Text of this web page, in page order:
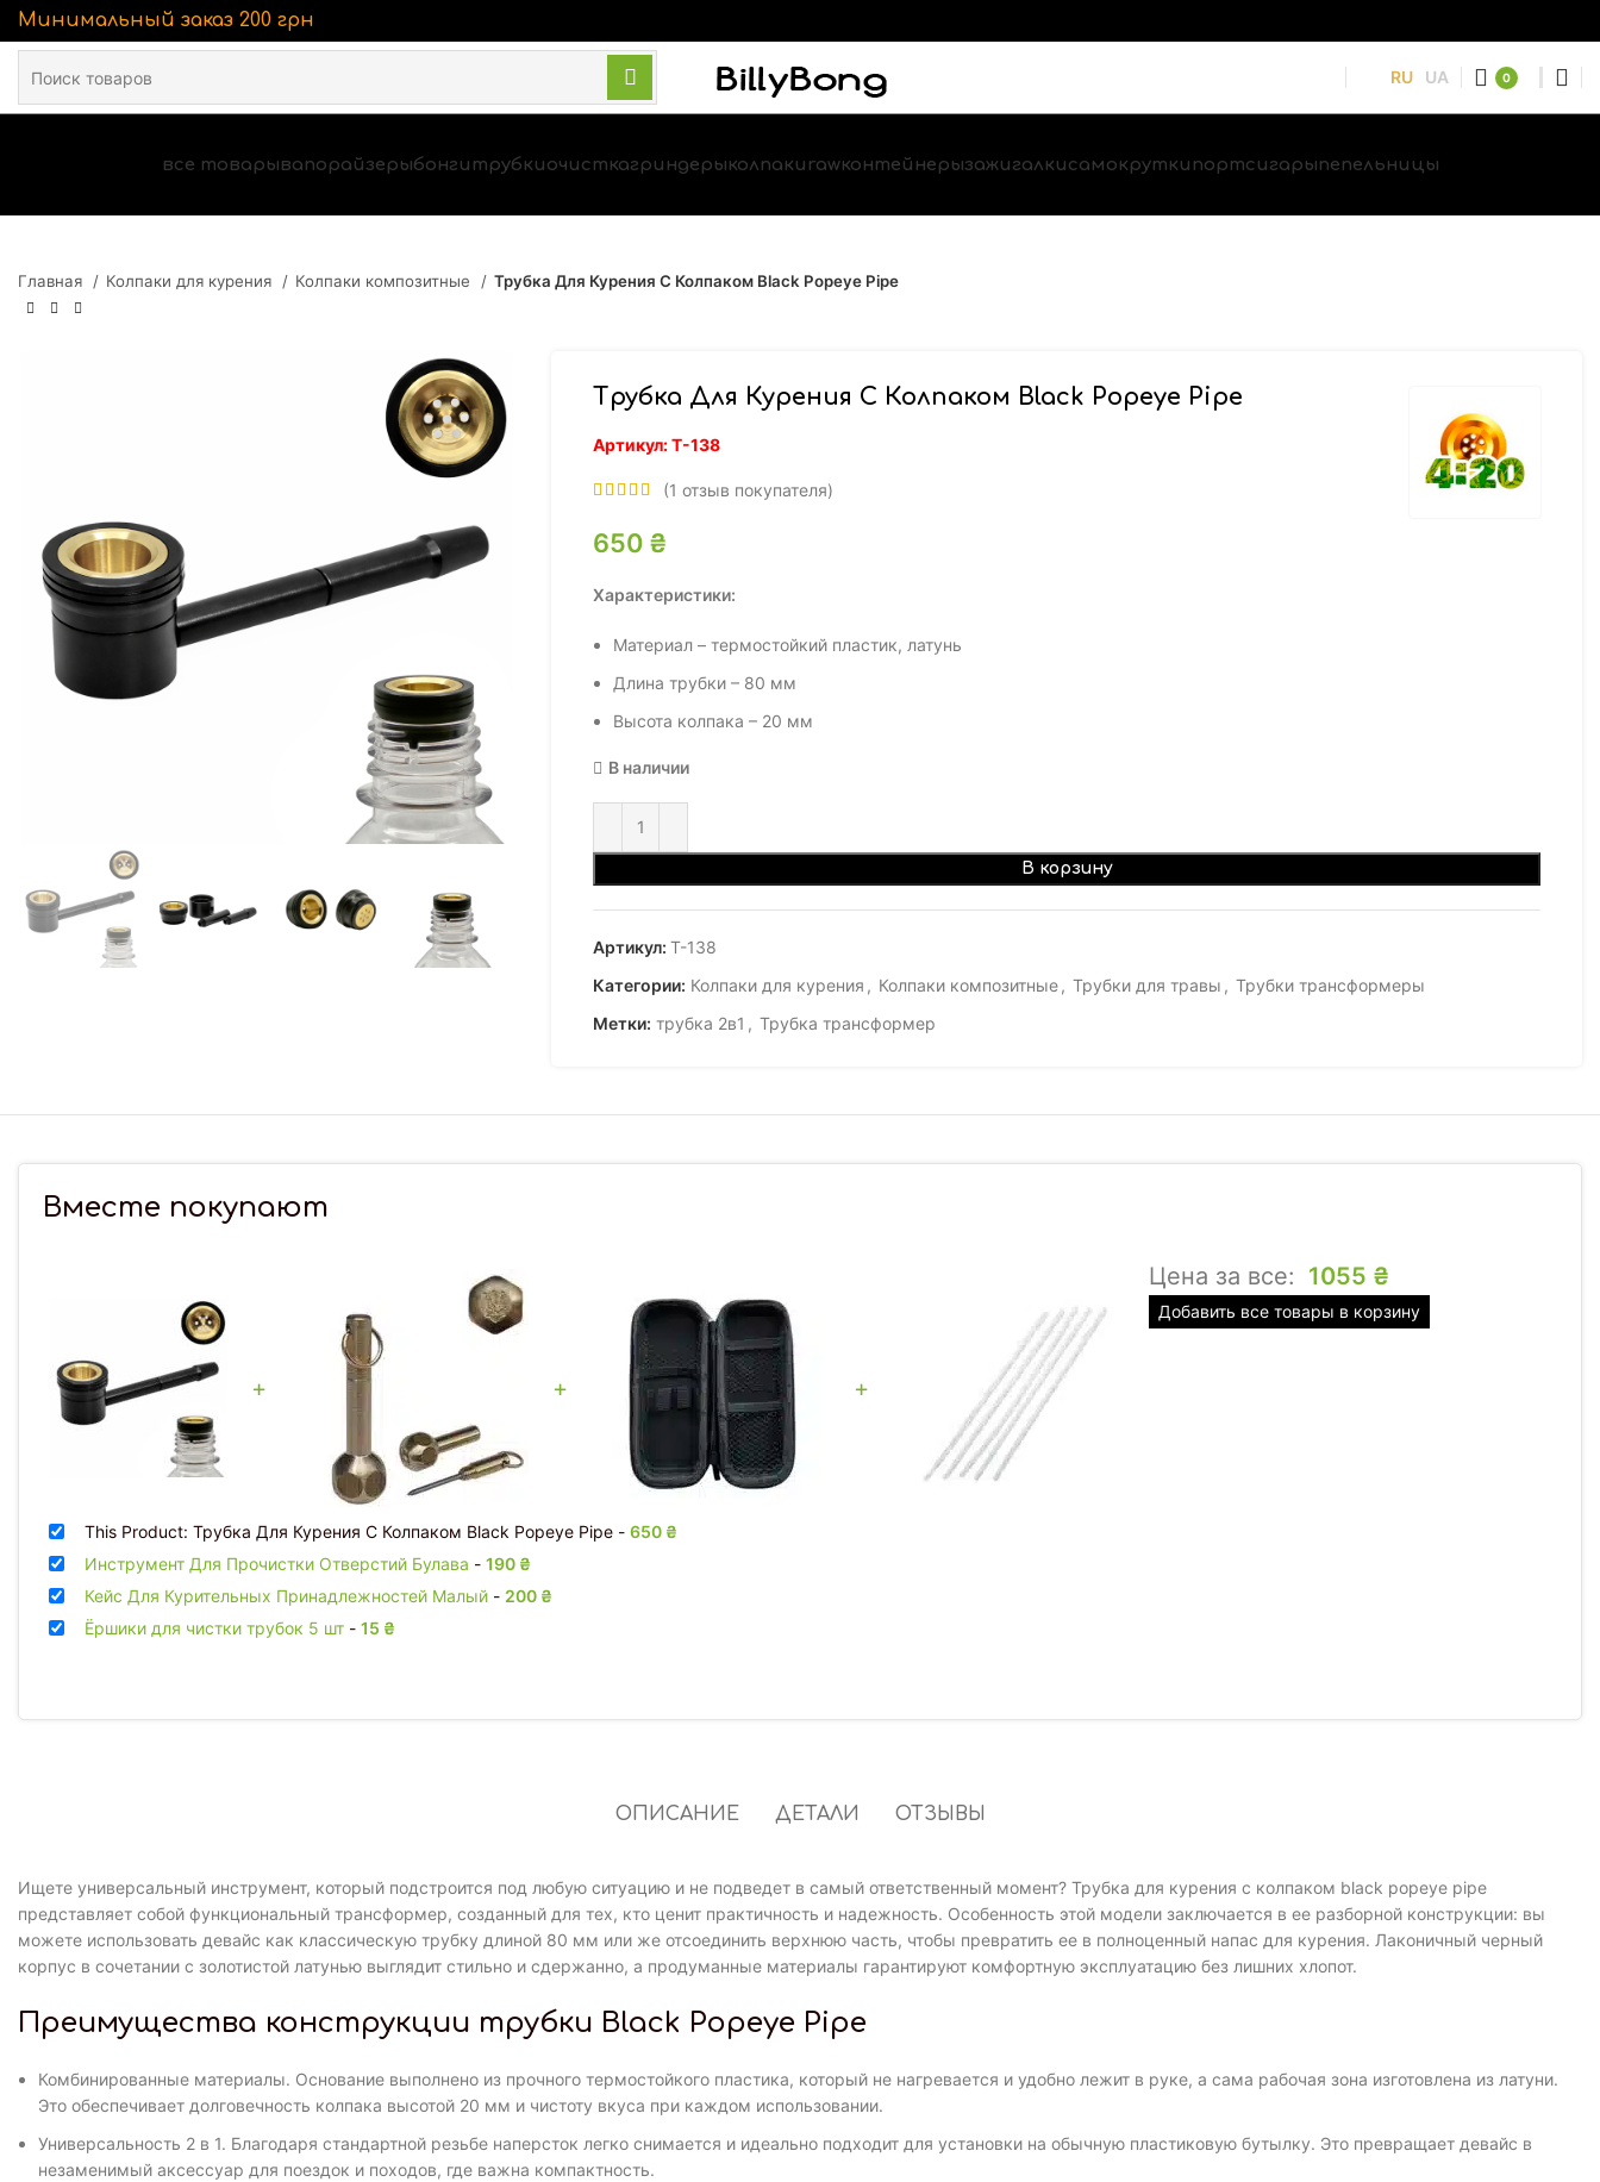
Минимальный заказ 200 грн
RU UA 0
все товарывапорайзерыбонги трубкиочисткагриндерыколпаки rawконтейнерызажигалкисамокрутки портсигарыпепельницы
Главная Колпаки для курения Колпаки композитные Трубка Для Курения С Колпаком Black Popeye Pipe
Трубка Для Курения С Колпаком Black Popeye Pipe
Артикул:Т-138
(1 отзыв покупателя)
650 ₴
Характеристики:
Материал – термостойкий пластик, латунь
Длина трубки – 80 мм
Высота колпака – 20 мм
В наличии
В корзину
Артикул: Т-138
Категории: Колпаки для курения , Колпаки композитные, Трубки для травы , Трубки трансформеры
Метки: трубка 2в1 , Трубка трансформер
ОПИСАНИЕ ДЕТАЛИ ОТЗЫВЫ
Ищете универсальный инструмент, который подстроится под любую ситуацию и не подведет в самый ответственный момент? Трубка для курения с колпаком black popeye pipe
представляет собой функциональный трансформер, созданный для тех, кто ценит практичность и надежность. Особенность этой модели заключается в ее разборной конструкции: вы
можете использовать девайс как классическую трубку длиной 80 мм или же отсоединить верхнюю часть, чтобы превратить ее в полноценный напас для курения. Лаконичный черный
корпус в сочетании с золотистой латунью выглядит стильно и сдержанно, а продуманные материалы гарантируют комфортную эксплуатацию без лишних хлопот.
Преимущества конструкции трубки Black Popeye Pipe
Комбинированные материалы. Основание выполнено из прочного термостойкого пластика, который не нагревается и удобно лежит в руке, а сама рабочая зона изготовлена из латуни.
Это обеспечивает долговечность колпака высотой 20 мм и чистоту вкуса при каждом использовании.
Универсальность 2 в 1. Благодаря стандартной резьбе наперсток легко снимается и идеально подходит для установки на обычную пластиковую бутылку. Это превращает девайс в
незаменимый аксессуар для поездок и походов, где важна компактность.
Вместе покупают
+ + +
Цена за все: 1055 ₴
Добавить все товары в корзину
This Product: Трубка Для Курения С Колпаком Black Popeye Pipe - 650 ₴
Инструмент Для Прочистки Отверстий Булава - 190 ₴
Кейс Для Курительных Принадлежностей Малый - 200 ₴
Ёршики для чистки трубок 5 шт - 15 ₴